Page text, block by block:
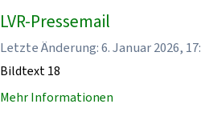
LVR-Pressemail
Letzte Änderung: 6. Januar 2026,
Bildtext 18
Mehr Informationen